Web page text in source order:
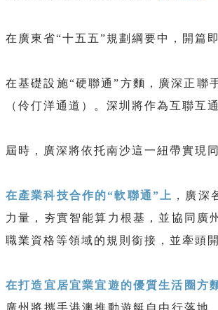
在廣東省“十五五”規劃綱要中，開篇
在基礎設施“硬聯通”方麵，廣深正聯
（伶仃洋通道）。深圳將作為互聯互
屆時，廣深將依托南沙這一紐帶實現
在產業科技合作的“軟聯通”上 ，廣深
力量，夯實智能算力根基，並協同廣
職業資格等領域的規則銜接，並牽頭
在打造宜居宜業宜遊的優質生活圈方
廣州將攜手港澳推動遊艇自由行落地